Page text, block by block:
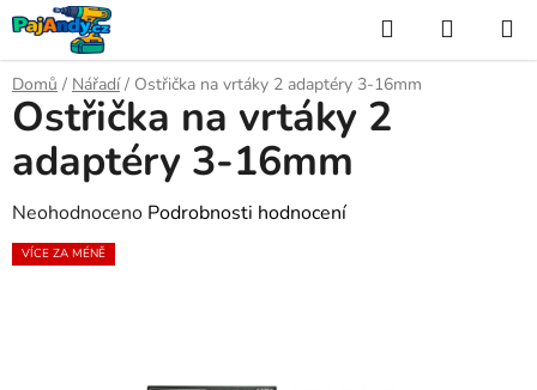
Přejít
na
obsah
Hledat
KOŠÍK
Domů / Nářadí / Ostřička na vrtáky 2 adaptéry 3-16mm
Ostřička na vrtáky 2
adaptéry 3-16mm
Průměrné
hodnocení
Neohodnoceno Podrobnosti hodnocení
VÍCE ZA MÉNĚ